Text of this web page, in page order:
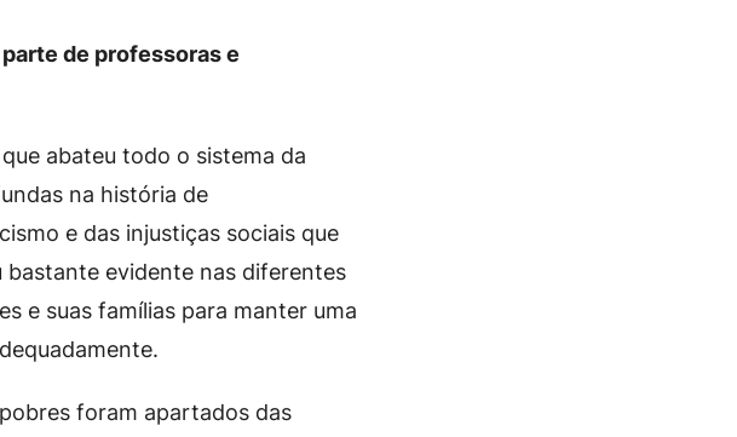
de professoras e
abateu todo o sistema da
na história de
e das injustiças sociais que
bastante evidente nas diferentes
e suas famílias para manter uma
foram apartados das